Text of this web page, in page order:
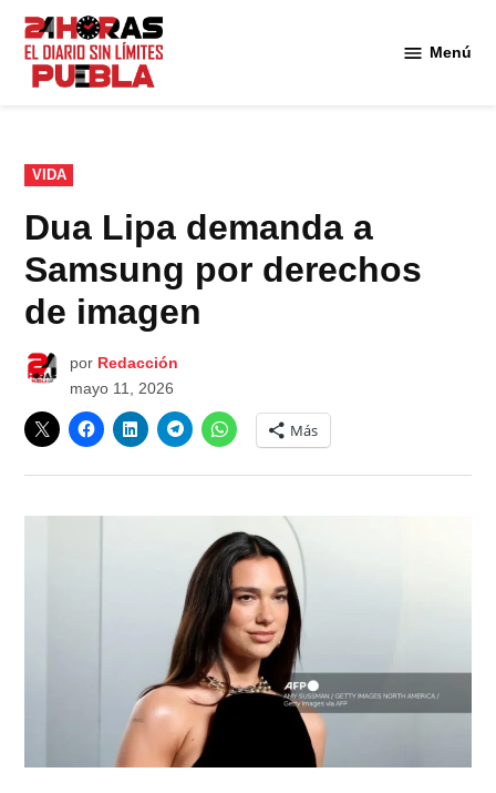
Saltar
contenido
Menú
PUBLICADO
EN
VIDA
Dua Lipa demanda a
Samsung por derechos
de imagen
por Redacción
mayo 11, 2026
Más